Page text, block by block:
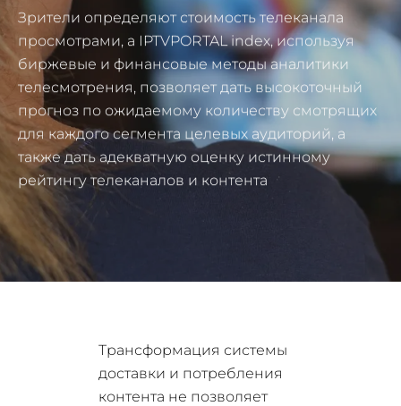
Зрители определяют стоимость телеканала
просмотрами, а IPTVPORTAL index, используя
биржевые и финансовые методы аналитики
телесмотрения, позволяет дать высокоточный
прогноз по ожидаемому количеству смотрящих
для каждого сегмента целевых аудиторий, а
также дать адекватную оценку истинному
рейтингу телеканалов и контента
Трансформация системы
доставки и потребления
контента не позволяет